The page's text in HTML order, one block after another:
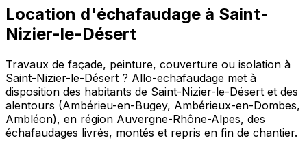
Location d'échafaudage à Saint-
Nizier-le-Désert
Travaux de façade, peinture, couverture ou isolation à
Saint-Nizier-le-Désert ? Allo-echafaudage met à
disposition des habitants de Saint-Nizier-le-Désert et des
alentours (Ambérieu-en-Bugey, Ambérieux-en-Dombes,
Ambléon), en région Auvergne-Rhône-Alpes, des
échafaudages livrés, montés et repris en fin de chantier.